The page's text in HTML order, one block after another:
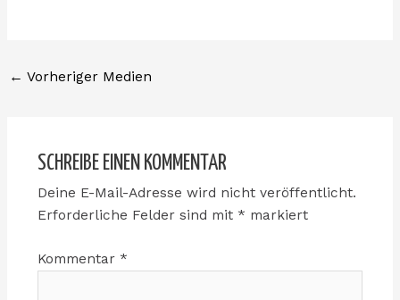
← Vorheriger Medien
SCHREIBE EINEN KOMMENTAR
Deine E-Mail-Adresse wird nicht veröffentlicht.
Erforderliche Felder sind mit * markiert
Kommentar *